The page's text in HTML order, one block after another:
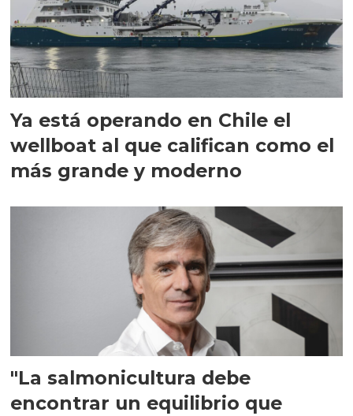
Ya está operando en Chile el
wellboat al que califican como el
más grande y moderno
"La salmonicultura debe
encontrar un equilibrio que